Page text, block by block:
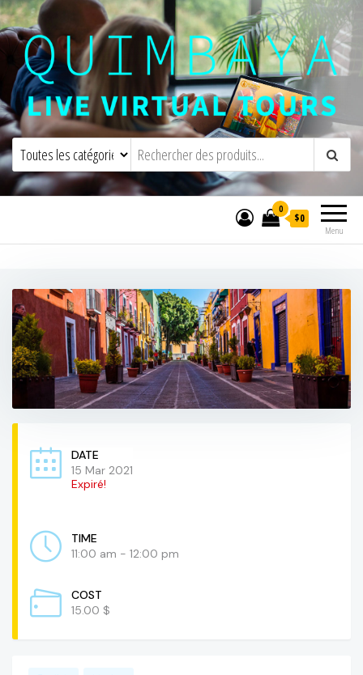
Quimbaya Virtual ToursVisites virtuelles interactives en direct
Menu
0
$0
DATE
15 Mar 2021
Expiré!
TIME
11:00 am - 12:00 pm
COST
15.00 $